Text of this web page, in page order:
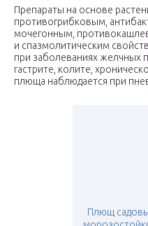
Препараты на основе
противогрибковым,
мочегонным,
и спазмолитическим
при заболеваниях желчных
гастрите, колите,
плюща наблюдается при
Плющ